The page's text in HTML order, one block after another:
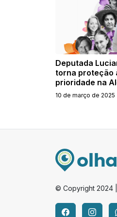
Deputada
torna proteção
prioridade na
10 de março de 2025
© Copyright 2024